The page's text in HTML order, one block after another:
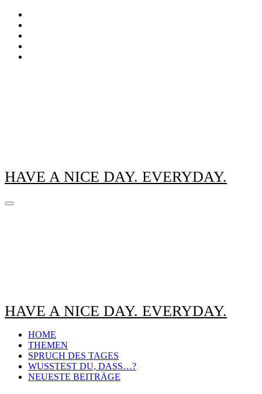
Zum
Inhalt
springen
HAVE A NICE DAY. EVERYDAY.
HAVE A NICE DAY. EVERYDAY.
HOME
THEMEN
SPRUCH DES TAGES
WUSSTEST DU, DASS…?
NEUESTE BEITRÄGE